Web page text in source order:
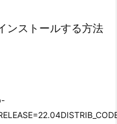
ンストールする方法